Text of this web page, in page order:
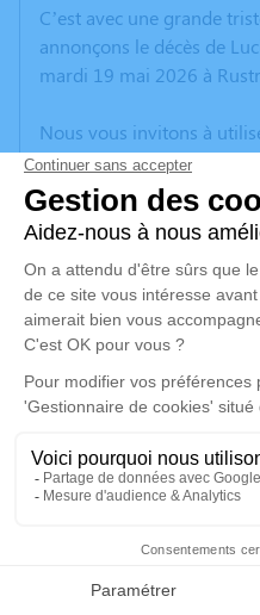
Faire-part
C’est avec une grande
annonçons le décès de
mardi 19 mai 2026 à
Nous vous invitons à
vos condoléances,
anecdote ou exprimer vos
poèmes ou des textes.
d'expression dédié à
TOMMASINI.
Un service de plantation
disponible ici.
Cérémonie civile
Crématorium de
7, Rue du Souvenir